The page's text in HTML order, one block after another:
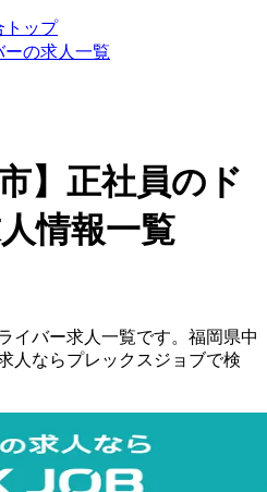
トップ
ーの求人一覧
】正社員のド
情報一覧
イバー求人一覧です。 福岡県中
人ならプレックスジョブで検